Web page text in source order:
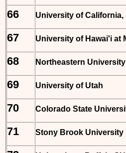
66 University of California,
67 University of Hawai'i at
68 Northeastern University
69 University of Utah
70 Colorado State
71 Stony Brook University